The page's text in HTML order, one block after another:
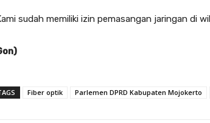
sudah memiliki izin pemasangan jaringan di
Fiber optik Parlemen DPRD Kabupaten Mojokerto